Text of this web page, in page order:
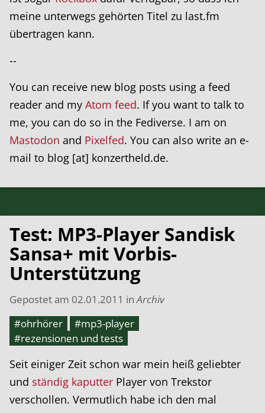
meine unterwegs gehörten Titel zu last.fm
übertragen kann.
--
You can receive new blog posts using a feed
reader and my Atom feed. If you want to talk to
me, you can do so in the Fediverse. I am on
Mastodon and Pixelfed. You can also write an e-
mail to blog [at] konzertheld.de.
Test: MP3-Player Sandisk
Sansa+ mit Vorbis-
Unterstützung
Gepostet am 02.01.2011 inArchiv
#ohrhörer
#mp3-player
#rezensionen und tests
Seit einiger Zeit schon war mein heiß geliebter
und ständig kaputter Player von Trekstor
verschollen. Vermutlich habe ich den mal